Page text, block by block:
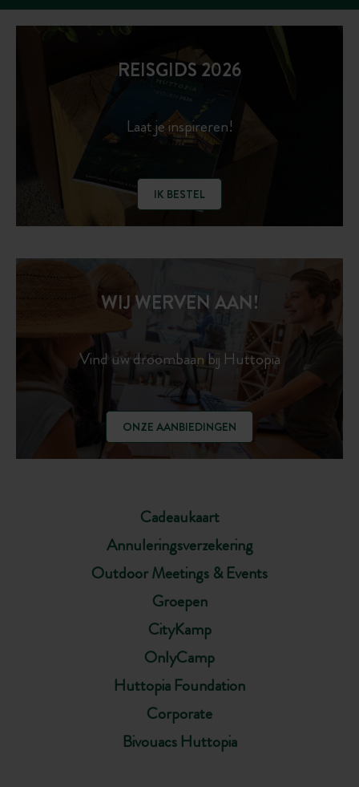
REISGIDS 2026
Laat je inspireren!
IK BESTEL
Cadeaukaart
Annuleringsverzekering
Outdoor Meetings & Events
Groepen
CityKamp
OnlyCamp
Huttopia Foundation
Corporate
Bivouacs Huttopia
WIJ WERVEN AAN!
Vind uw droombaan bij Huttopia
ONZE AANBIEDINGEN